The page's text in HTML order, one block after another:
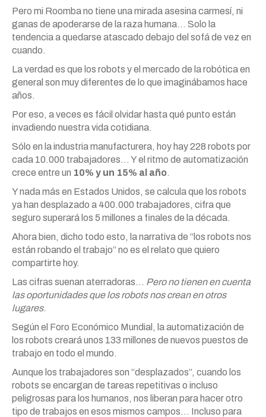
Pero mi Roomba no tiene una mirada asesina carmesí, ni
ganas de apoderarse de la raza humana… Solo la
tendencia a quedarse atascado debajo del sofá de vez en
cuando.
La verdad es que los robots y el mercado de la robótica en
general son muy diferentes de lo que imaginábamos hace
años.
Por eso, a veces es fácil olvidar hasta qué punto están
invadiendo nuestra vida cotidiana.
Sólo en la industria manufacturera, hoy hay 228 robots por
cada 10.000 trabajadores… Y el ritmo de automatización
crece entre un 10% y un 15% al año.
Y nada más en Estados Unidos, se calcula que los robots
ya han desplazado a 400.000 trabajadores, cifra que
seguro superará los 5 millones a finales de la década.
Ahora bien, dicho todo esto, la narrativa de “los robots nos
están robando el trabajo” no es el relato que quiero
compartirte hoy.
Las cifras suenan aterradoras… Pero no tienen en cuenta
las oportunidades que los robots nos crean en otros
lugares.
Según el Foro Económico Mundial, la automatización de
los robots creará unos 133 millones de nuevos puestos de
trabajo en todo el mundo.
Aunque los trabajadores son “desplazados”, cuando los
robots se encargan de tareas repetitivas o incluso
peligrosas para los humanos, nos liberan para hacer otro
tipo de trabajos en esos mismos campos… Incluso para